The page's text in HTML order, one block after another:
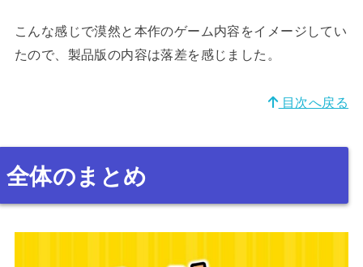
こんな感じで漠然と本作のゲーム内容をイメージしてい
たので、製品版の内容は落差を感じました。
目次へ戻る
全体のまとめ